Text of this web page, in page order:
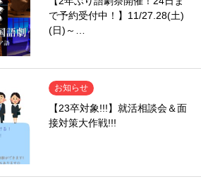
で予約受付中！】11/27.28(土)
(日)～…
お知らせ
【23卒対象!!!】就活相談会＆面
接対策大作戦!!!